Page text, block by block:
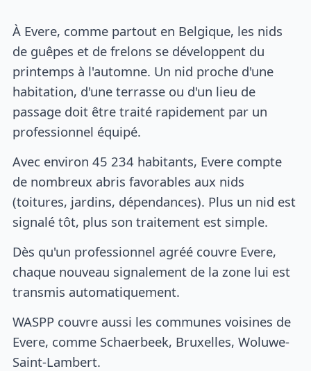
À Evere, comme partout en Belgique, les nids
de guêpes et de frelons se développent du
printemps à l'automne. Un nid proche d'une
habitation, d'une terrasse ou d'un lieu de
passage doit être traité rapidement par un
professionnel équipé.
Avec environ 45 234 habitants, Evere compte
de nombreux abris favorables aux nids
(toitures, jardins, dépendances). Plus un nid est
signalé tôt, plus son traitement est simple.
Dès qu'un professionnel agréé couvre Evere,
chaque nouveau signalement de la zone lui est
transmis automatiquement.
WASPP couvre aussi les communes voisines de
Evere, comme Schaerbeek, Bruxelles, Woluwe-
Saint-Lambert.